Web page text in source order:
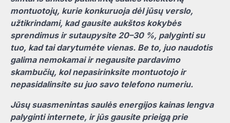
montuotojų, kurie konkuruoja dėl jūsų verslo,
užtikrindami, kad gausite aukštos kokybės
sprendimus ir sutaupysite 20–30 %, palyginti su
tuo, kad tai darytumėte vienas. Be to, juo naudotis
galima nemokamai ir negausite pardavimo
skambučių, kol nepasirinksite montuotojo ir
nepasidalinsite su juo savo telefono numeriu.
Jūsų suasmenintas saulės energijos kainas lengva
palyginti internete, ir jūs gausite prieigą prie